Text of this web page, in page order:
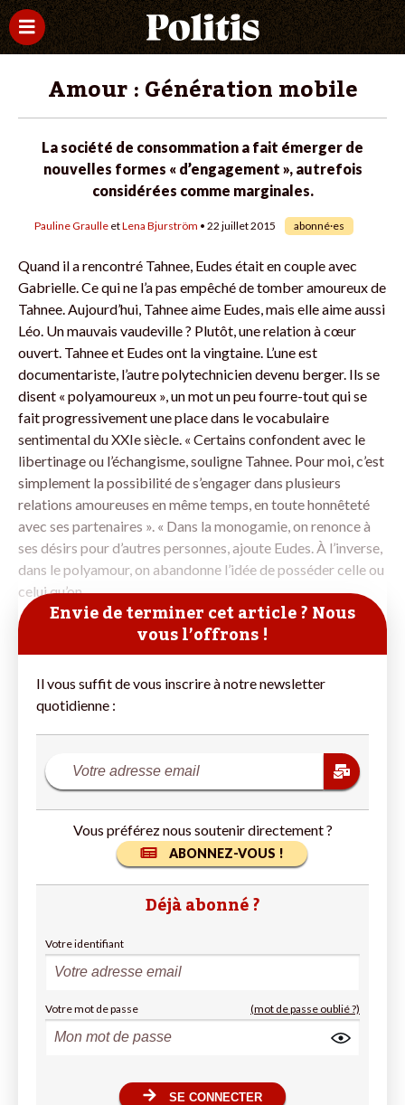
Amour : Génération mobile
La société de consommation a fait émerger de
nouvelles formes « d’engagement », autrefois
considérées comme marginales.
Pauline Graulle etLena Bjurström • 22 juillet 2015 abonné·es
Quand il a rencontré Tahnee, Eudes était en couple avec
Gabrielle. Ce qui ne l’a pas empêché de tomber amoureux de
Tahnee. Aujourd’hui, Tahnee aime Eudes, mais elle aime aussi
Léo. Un mauvais vaudeville ? Plutôt, une relation à cœur
ouvert. Tahnee et Eudes ont la vingtaine. L’une est
documentariste, l’autre polytechnicien devenu berger. Ils se
disent « polyamoureux », un mot un peu fourre-tout qui se
fait progressivement une place dans le vocabulaire
sentimental du XXIe siècle. « Certains confondent avec le
libertinage ou l’échangisme, souligne Tahnee. Pour moi, c’est
simplement la possibilité de s’engager dans plusieurs
relations amoureuses en même temps, en toute honnêteté
avec ses partenaires ». « Dans la monogamie, on renonce à
ses désirs pour d’autres personnes, ajoute Eudes. À l’inverse,
dans le polyamour, on abandonne l’idée de posséder celle ou
celui qu’on
Envie de terminer cet article ? Nous
vous l’offrons !
Il vous suffit de vous inscrire à notre newsletter
quotidienne :
Vous préférez nous soutenir directement ?
ABONNEZ-VOUS !
Déjà abonné ?
Votre identifiant
Votre mot de passe (mot de passe oublié ?)
SE CONNECTER